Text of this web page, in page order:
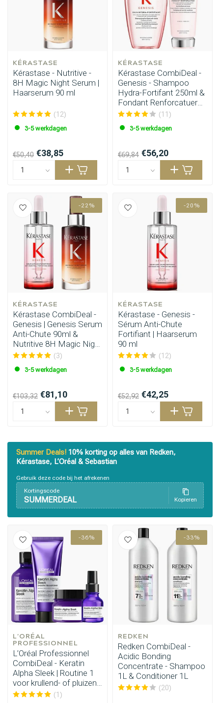
KÉRASTASE
Kérastase - Nutritive -
8H Magic Night Serum |
Haarserum 90 ml
(12)
3-5 werkdagen
€50,40 €38,85
KÉRASTASE
Kérastase CombiDeal -
Genesis - Shampoo
Hydra-Fortifant 250ml &
Fondant Renforcatuer
200ml
(11)
3-5 werkdagen
€69,84 €56,20
-22%
KÉRASTASE
Kérastase CombiDeal -
Genesis | Genesis Serum
Anti-Chute 90ml &
Nutritive 8H Magic Night
Serum 90ml(3)
3-5 werkdagen
€103,32 €81,10
-20%
KÉRASTASE
Kérastase - Genesis -
Sérum Anti-Chute
Fortifiant | Haarserum
90 ml
(12)
3-5 werkdagen
€52,92 €42,25
Summer Deals! 10% korting op alles van Redken,
Kérastase, L’Oréal & Sebastian
Gebruik deze code bij het afrekenen
Kortingscode
SUMMERDEAL Kopieren
-36%
L'ORÉAL
PROFESSIONNEL
L’Oréal Professionnel
CombiDeal - Keratin
Alpha Sleek | Routine 1
voor krullend- of pluizend
haar
(1)
-33%
REDKEN
Redken CombiDeal -
Acidic Bonding
Concentrate - Shampoo
1L & Conditioner 1L
(20)